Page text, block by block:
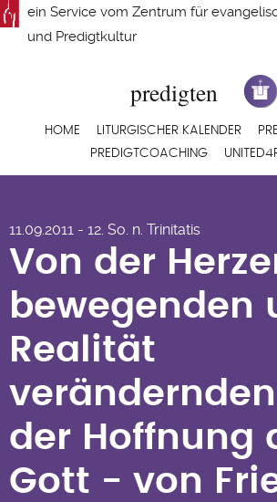
Direkt
zum
ein Service vom Zentrum für
und Predigtkultur
Hauptnavigation
HOME LITURGISCHER KALENDER
PREDIGTCOACHING
bewegenden
Realität
verändernden
der Hoffnung
Gott - von
Hauschildt
11.09.2011 - 12. So. n. Trinitatis
Von der
bewegenden
Realität
der Hoffnung
Gott - von